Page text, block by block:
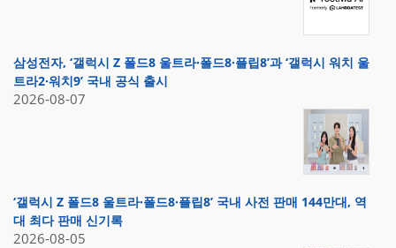
삼성전자, ‘갤럭시 Z 폴드8 울트라·폴드8·플립8’과 ‘갤럭시 워치 울
트라2·워치9’ 국내 공식 출시
2026-08-07
‘갤럭시 Z 폴드8 울트라·폴드8·플립8’ 국내 사전 판매 144만대, 역
대 최다 판매 신기록
2026-08-05